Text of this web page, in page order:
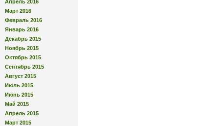
Апрель 2016
Март 2016
Февраль 2016
Январь 2016
Декабрь 2015
Ноябрь 2015
Октябрь 2015
Сентябрь 2015
Август 2015
Июль 2015
Июнь 2015
Май 2015
Апрель 2015
Март 2015